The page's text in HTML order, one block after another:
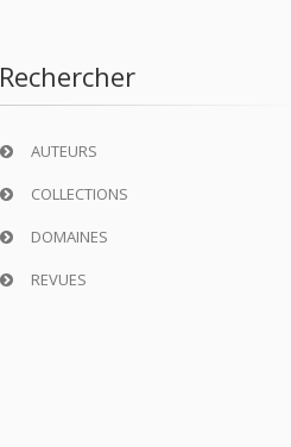
Rechercher
AUTEURS
COLLECTIONS
DOMAINES
REVUES